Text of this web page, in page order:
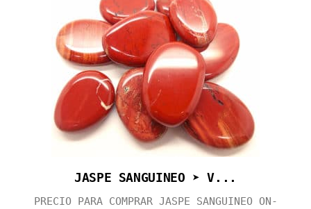
JASPE SANGUINEO ➤ V...
PRECIO PARA COMPRAR JASPE SANGUINEO ON-